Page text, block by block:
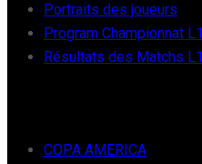
Portraits des joueurs
Program Championnat L1
Résultats des Matchs L1
COPA AMERICA